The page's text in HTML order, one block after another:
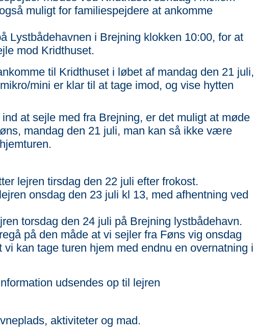
muligt for familiespejdere at ankomme
Lystbådehavnen i Brejning klokken 10:00, for at
mod Kridthuset.
til Kridthuset i løbet af mandag den 21 juli,
mini er klar til at tage imod, og vise hytten
at sejle med fra Brejning, er det muligt at møde
mandag den 21 juli, man kan så ikke være
lejren tirsdag den 22 juli efter frokost.
onsdag den 23 juli kl 13, med afhentning ved
torsdag den 24 juli på Brejning lystbådehavn.
på den måde at vi sejler fra Føns vig onsdag
vi kan tage turen hjem med endnu en overnatning i
udsendes op til lejren
aktiviteter og mad.